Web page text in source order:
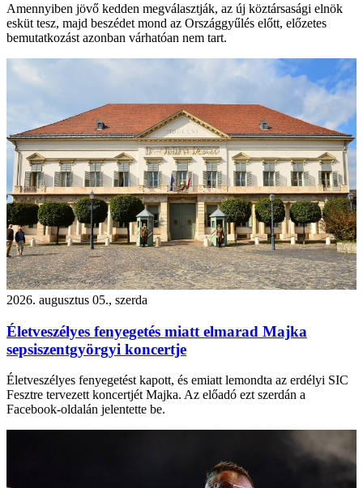
Amennyiben jövő kedden megválasztják, az új köztársasági elnök
esküt tesz, majd beszédet mond az Országgyűlés előtt, előzetes
bemutatkozást azonban várhatóan nem tart.
2026. augusztus 05., szerda
Életveszélyes fenyegetés miatt elmarad Majka
sepsiszentgyörgyi koncertje
Életveszélyes fenyegetést kapott, és emiatt lemondta az erdélyi SIC
Fesztre tervezett koncertjét Majka. Az előadó ezt szerdán a
Facebook-oldalán jelentette be.